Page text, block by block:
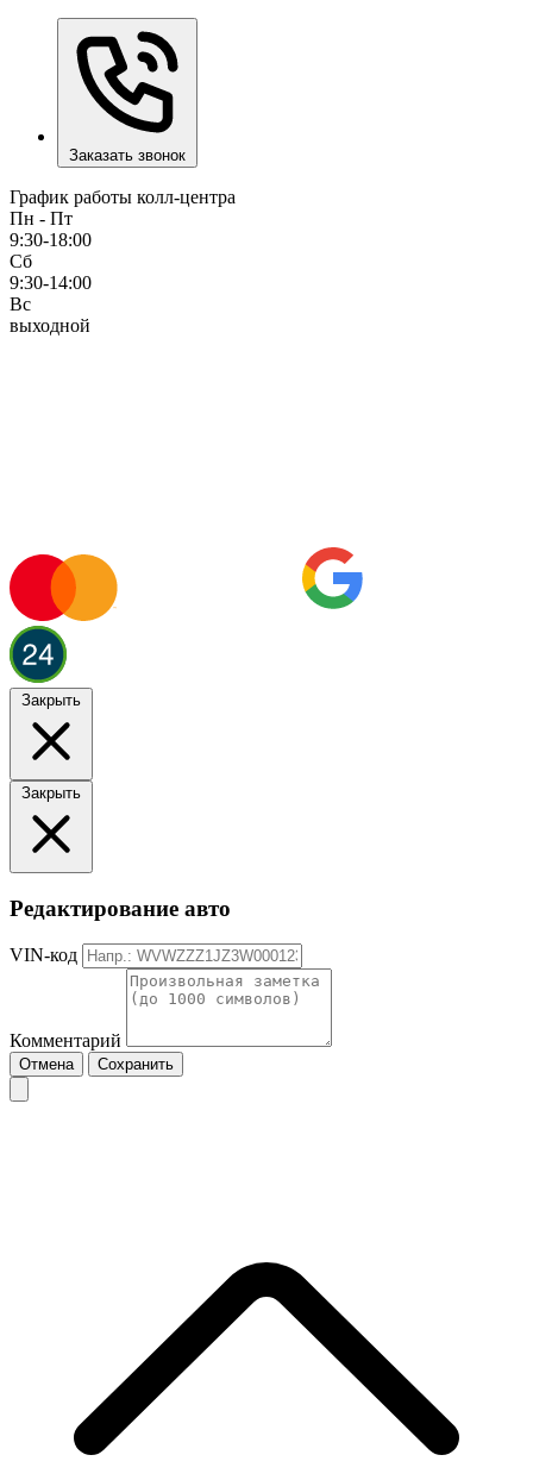
Заказать звонок
График работы колл-центра
Пн - Пт
9:30-18:00
Сб
9:30-14:00
Вс
выходной
Закрыть
Закрыть
Редактирование авто
VIN-код
Комментарий
Отмена Сохранить